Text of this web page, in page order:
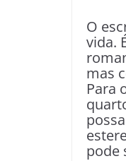
O
vida.
mas
Para
pode